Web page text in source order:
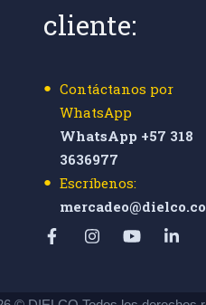
cliente:
Contáctanos por
WhatsApp
WhatsApp +57 318
3636977
Escríbenos:
mercadeo@dielco.co